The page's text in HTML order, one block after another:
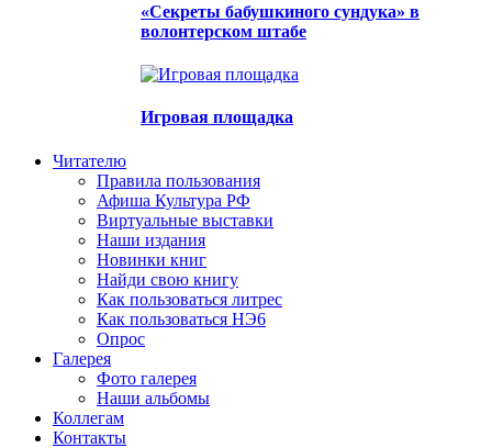
«Секреты бабушкиного сундука» в
волонтерском штабе
Игровая площадка
Читателю
Правила пользования
Афиша Культура РФ
Виртуальные выставки
Наши издания
Новинки книг
Найди свою книгу
Как пользоваться литрес
Как пользоваться НЭ6
Опрос
Галерея
Фото галерея
Наши альбомы
Коллегам
Контакты